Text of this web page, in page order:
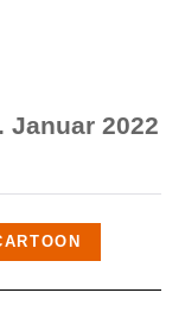
Januar 2022